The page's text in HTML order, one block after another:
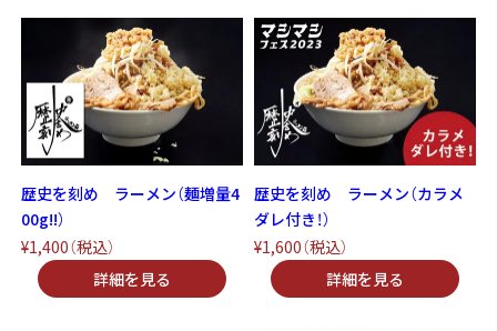
歴史を刻め ラーメン（麺増量4
00g!!）
¥1,400（税込）
歴史を刻め ラーメン（カラメ
ダレ付き！）
¥1,600（税込）